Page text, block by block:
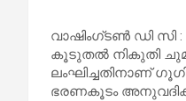
വാഷിംഗ്‌ടൺ ഡി
കൂടുതൽ നികുതി
ലംഘിച്ചതിനാണ്
ഭരണകൂടം